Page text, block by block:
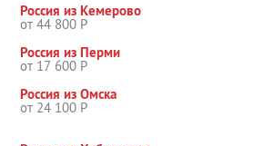
Россия из Кемерово
от 44 800 Р
Россия из Перми
от 17 600 Р
Россия из Омска
от 24 100 Р